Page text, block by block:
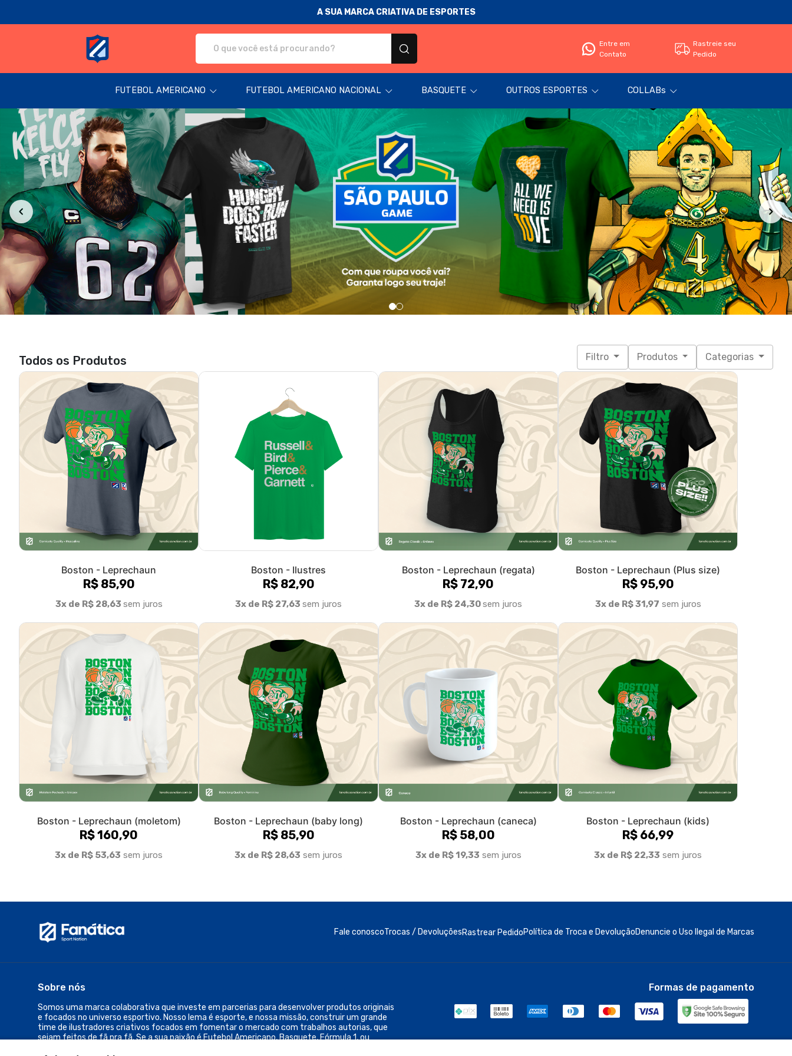
A SUA MARCA CRIATIVA DE ESPORTES
Fanática Sport Nation - Camisetas e produtos personalizados
Entre em
Contato
Rastreie seu
Pedido
FUTEBOL AMERICANO FUTEBOL AMERICANO NACIONAL BASQUETE OUTROS ESPORTES COLLABs
Todos os Produtos Filtro Produtos Categorias
Boston - Leprechaun
R$ 85,90
3x de R$ 28,63sem juros
R$ 82,90
3x de R$ 27,63sem juros
Boston - Leprechaun (regata)
R$ 72,90
3x de R$ 24,30 sem juros
Boston - Leprechaun (Plus size)
R$ 95,90
3x de R$ 31,97sem juros
Boston - Leprechaun (moletom)
R$ 160,90
3x de R$ 53,63sem juros
Boston - Leprechaun (baby long)
R$ 85,90
3x de R$ 28,63 sem juros
Boston - Leprechaun (caneca)
R$ 58,00
3x de R$ 19,33 sem juros
Boston - Leprechaun (kids)
R$ 66,99
3x de R$ 22,33sem juros
Fale conosco Trocas / DevoluçõesRastrear Pedido Política de Troca e Devolução Denuncie o Uso Ilegal de Marcas
Sobre nós
e focados no universo esportivo. Nosso lema é esporte, e nossa missão, construir um grande
time de ilustradores criativos focados em fomentar o mercado com trabalhos autorias, que
qualquer outro esporte... seu lugar é aqui.
Formas de pagamento
Acompanhe-nos: